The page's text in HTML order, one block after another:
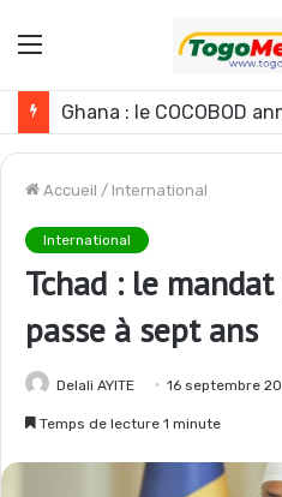
Menu
Accueil / International
International
Tchad : le
passe à sept ans
Delali AYITE 16 septembre
Temps de lecture 1 minute